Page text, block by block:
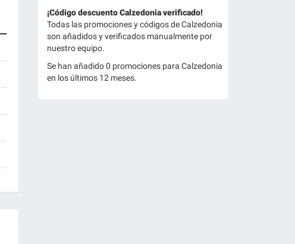
¡Código descuento Calzedonia verificado!
Todas las promociones y códigos de Calzedonia
son añadidos y verificados manualmente por
nuestro equipo.
Se han añadido 0 promociones para Calzedonia
en los últimos 12 meses.